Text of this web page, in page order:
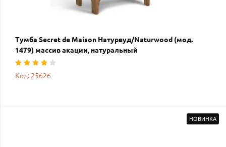
Тумба Secret de Maison Натурвуд/Naturwood (мод.
1479) массив акации, натуральный
Код: 25626
НОВИНКА